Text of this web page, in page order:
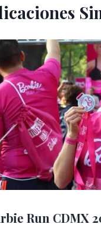
Run CDMX